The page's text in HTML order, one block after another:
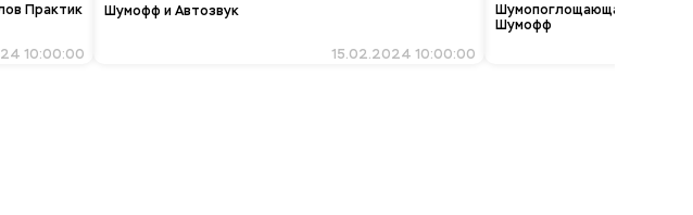
Практик
10:00:00
Шумофф и Автозвук
15.02.2024 10:00:00
Шумопоглощающая вставка
Шумофф